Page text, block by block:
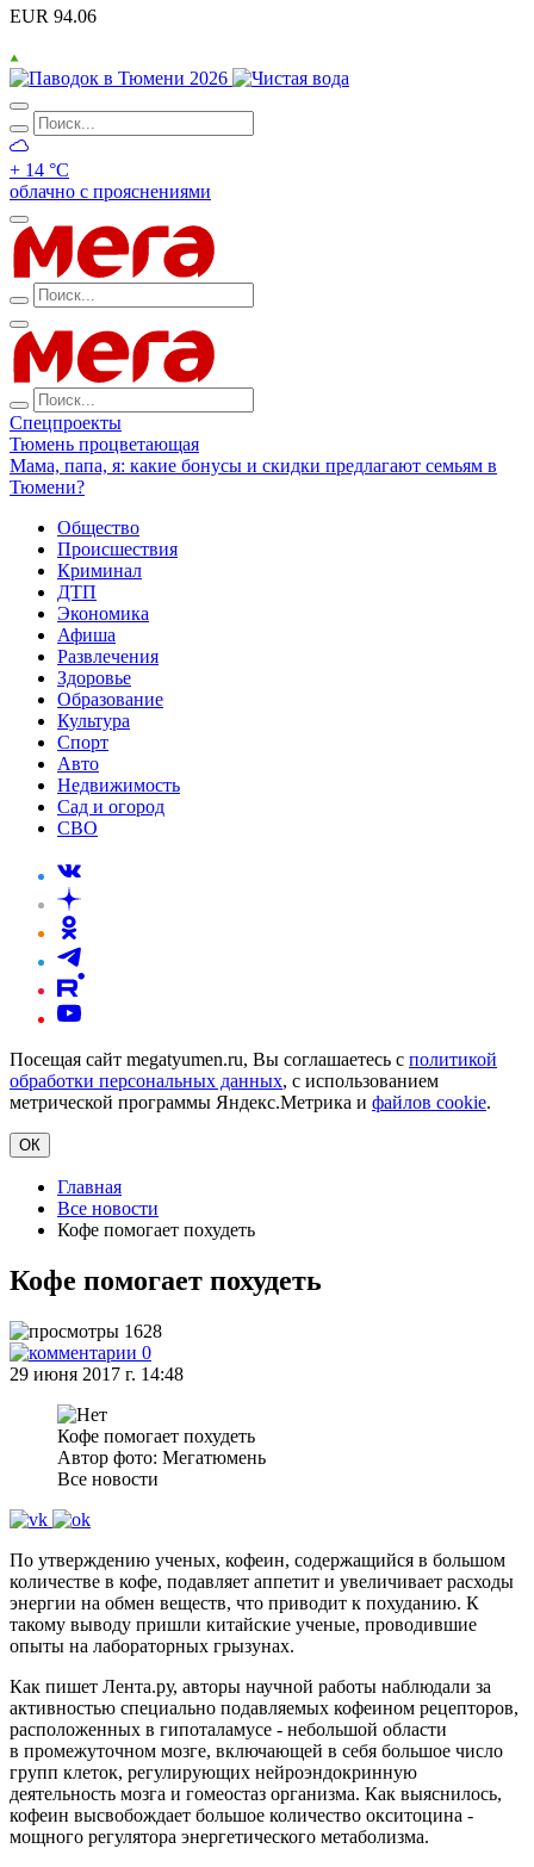
EUR 94.06
+ 14 °С
облачно с прояснениями
Спецпроекты
Тюмень процветающая
Мама, папа, я: какие бонусы и скидки предлагают семьям в
Тюмени?
Общество
Происшествия
Криминал
ДТП
Экономика
Афиша
Развлечения
Здоровье
Образование
Культура
Спорт
Авто
Недвижимость
Сад и огород
СВО
Посещая сайт megatyumen.ru, Вы соглашаетесь с политикой
обработки персональных данных, с использованием
метрической программы Яндекс.Метрика и файлов cookie.
ОК
Главная
Все новости
Кофе помогает похудеть
Кофе помогает похудеть
1628
0
29 июня 2017 г. 14:48
Кофе помогает похудеть
Автор фото: Мегатюмень
Все новости
По утверждению ученых, кофеин, содержащийся в большом
количестве в кофе, подавляет аппетит и увеличивает расходы
энергии на обмен веществ, что приводит к похуданию. К
такому выводу пришли китайские ученые, проводившие
опыты на лабораторных грызунах.
Как пишет Лента.ру, авторы научной работы наблюдали за
активностью специально подавляемых кофеином рецепторов,
расположенных в гипоталамусе - небольшой области
в промежуточном мозге, включающей в себя большое число
групп клеток, регулирующих нейроэндокринную
деятельность мозга и гомеостаз организма. Как выяснилось,
кофеин высвобождает большое количество окситоцина -
мощного регулятора энергетического метаболизма.